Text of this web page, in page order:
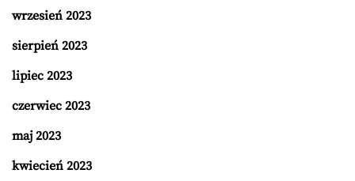
wrzesień 2023
sierpień 2023
lipiec 2023
czerwiec 2023
maj 2023
kwiecień 2023